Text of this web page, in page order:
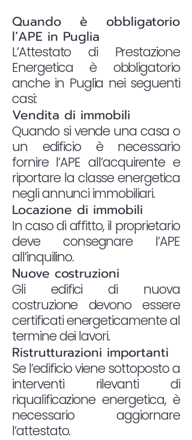
Quando è obbligatorio
l’APE in Puglia
L’Attestato di Prestazione
Energetica è obbligatorio
anche in Puglia nei seguenti
casi:
Vendita di immobili
Quando si vende una casa o
un edificio è necessario
fornire l’APE all’acquirente e
riportare la classe energetica
negli annunci immobiliari.
Locazione di immobili
In caso di affitto, il proprietario
deve consegnare l’APE
all’inquilino.
Nuove costruzioni
Gli edifici di nuova
costruzione devono essere
certificati energeticamente al
termine dei lavori.
Ristrutturazioni importanti
Se l’edificio viene sottoposto a
interventi rilevanti di
riqualificazione energetica, è
necessario aggiornare
l’attestato.